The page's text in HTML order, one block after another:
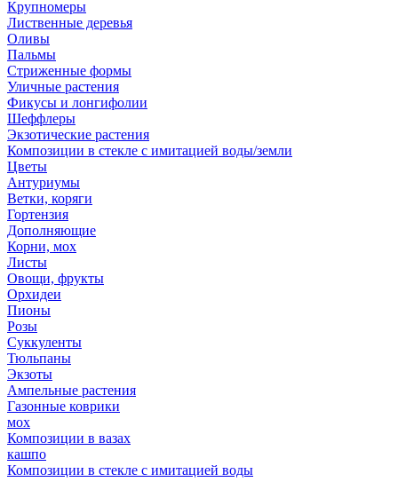
Крупномеры
Лиственные деревья
Оливы
Пальмы
Стриженные формы
Уличные растения
Фикусы и лонгифолии
Шеффлеры
Экзотические растения
Композиции в стекле с имитацией воды/земли
Цветы
Антуриумы
Ветки, коряги
Гортензия
Дополняющие
Корни, мох
Листы
Овощи, фрукты
Орхидеи
Пионы
Розы
Суккуленты
Тюльпаны
Экзоты
Ампельные растения
Газонные коврики
мох
Композиции в вазах
кашпо
Композиции в стекле с имитацией воды